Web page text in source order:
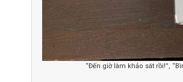
“Đến giờ làm khảo sát rồi!”,